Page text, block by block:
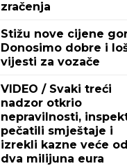
zračenja
Stižu nove cijene
Donosimo dobre i
vijesti za vozače
VIDEO / Svaki treći
nadzor otkrio
nepravilnosti,
pečatili smještaje i
izrekli kazne veće od
dva milijuna eura